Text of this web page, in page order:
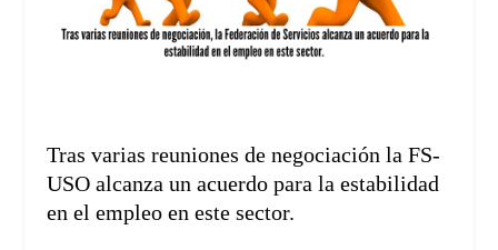
Tras varias reuniones de negociación la FS-
USO alcanza un acuerdo para la estabilidad
en el empleo en este sector.